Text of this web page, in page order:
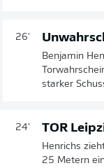
26'
Benjamin
starker
24' TOR
Henrichs
25 Metern